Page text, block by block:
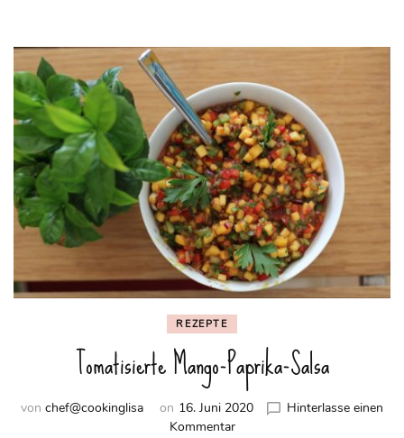
REZEPTE
Tomatisierte Mango-Paprika-Salsa
von chef@cookinglisa on 16. Juni 2020
Hinterlasse einen
Kommentarzu